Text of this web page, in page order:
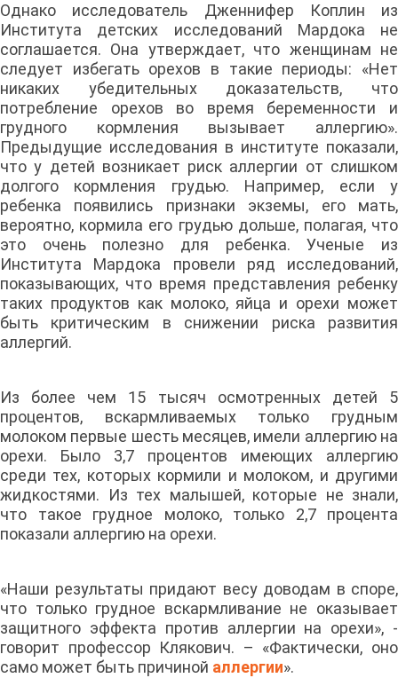
Однако исследователь Дженнифер Коплин из
Института детских исследований Мардока не
соглашается. Она утверждает, что женщинам не
следует избегать орехов в такие периоды: «Нет
никаких убедительных доказательств, что
потребление орехов во время беременности и
грудного кормления вызывает аллергию».
Предыдущие исследования в институте показали,
что у детей возникает риск аллергии от слишком
долгого кормления грудью. Например, если у
ребенка появились признаки экземы, его мать,
вероятно, кормила его грудью дольше, полагая, что
это очень полезно для ребенка. Ученые из
Института Мардока провели ряд исследований,
показывающих, что время представления ребенку
таких продуктов как молоко, яйца и орехи может
быть критическим в снижении риска развития
аллергий.
Из более чем 15 тысяч осмотренных детей 5
процентов, вскармливаемых только грудным
молоком первые шесть месяцев, имели аллергию на
орехи. Было 3,7 процентов имеющих аллергию
среди тех, которых кормили и молоком, и другими
жидкостями. Из тех малышей, которые не знали,
что такое грудное молоко, только 2,7 процента
показали аллергию на орехи.
«Наши результаты придают весу доводам в споре,
что только грудное вскармливание не оказывает
защитного эффекта против аллергии на орехи», -
говорит профессор Клякович. – «Фактически, оно
само может быть причиной аллергии».